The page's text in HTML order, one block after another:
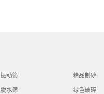
振动筛
脱水筛
精品制砂
绿色破碎